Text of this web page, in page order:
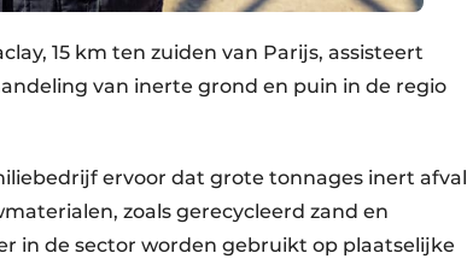
15 km ten zuiden van Parijs, assisteert
van inerte grond en puin in de regio
ervoor dat grote tonnages inert afval
zoals gerecycleerd zand en
in de sector worden gebruikt op plaatselijke